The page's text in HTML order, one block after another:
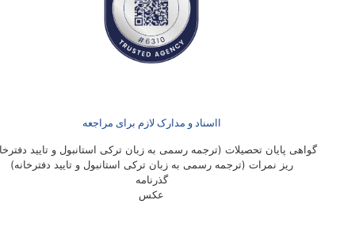
ااسناد و مدارک لازم برای مراجعه
گواهی پایان تحصیلات (ترجمه رسمی به زبان ترکی استانبول و تایید
ریز نمرات (ترجمه رسمی به زبان ترکی استانبول و تایید دفترخانه)
گذرنامه
عکس